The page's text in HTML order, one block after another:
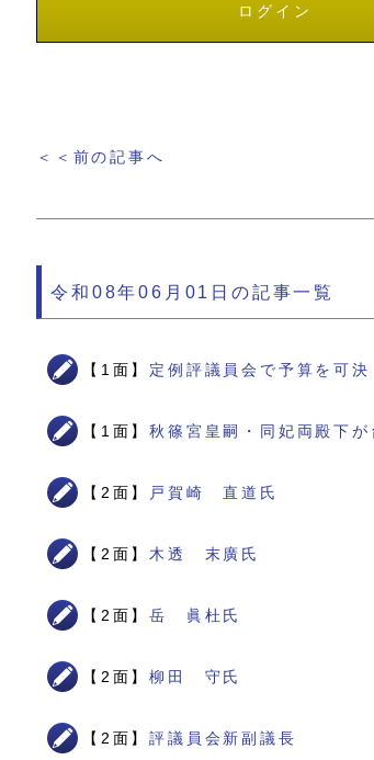
ログイン
＜＜前の記事へ
令和08年06月01日の記事一覧
【1面】 定例評議員会で予算を可
【1面】秋篠宮皇嗣・同妃両殿下
【2面】 戸賀崎 直道氏
【2面】 木透 末廣氏
【2面】岳 眞杜氏
【2面】柳田 守氏
【2面】評議員会新副議長